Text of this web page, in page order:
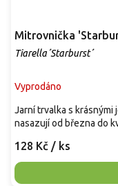
Mitrovnička
Tiarella´Starburst´
Vyprodáno
128 Kč / ks
Jarní trvalka s
nasazují od března do